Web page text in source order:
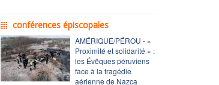
conférences épiscopales
AMÉRIQUE/PÉROU - «
Proximité et solidarité » :
les Évêques péruviens
face à la tragédie
aérienne de Nazca